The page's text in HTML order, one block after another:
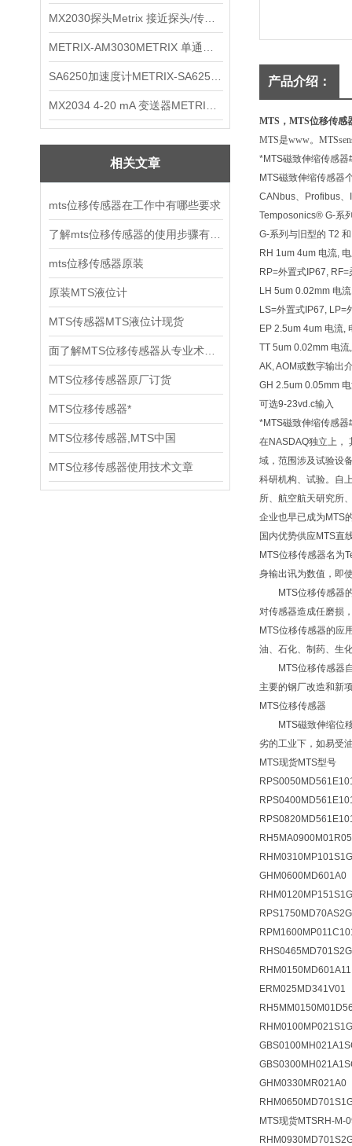
相关文章
mts位移传感器在工作中有哪些要求
mts位移传感器原装
原装MTS液位计
MTS传感器MTS液位计现货
MTS位移传感器原厂订货
MTS位移传感器*
MTS位移传感器,MTS中国
MTS位移传感器使用技术文章
产品介绍：
MTS，MTS位移传感
MTS是www。
*MTS磁致伸缩传感器
MTS磁致伸缩传感器
CANbus、Profibus
Temposonics® G-系
G-系列与旧型的 T2
RH 1um 4um 电流,
RP=外置式IP67, RF=
LH 5um 0.02mm 电
LS=外置式IP67, LP=
EP 2.5um 4um 电流,
TT 5um 0.02mm 电
AK, AOM或数字输出
GH 2.5um 0.05mm
可选9-23vd.c输入
*MTS磁致伸缩传感器
在NASDAQ独立上，
域，范围涉及试验设
科研机构、试验。自
所、航空航天研究所
企业也早已成为MTS
国内优势供应MTS直
MTS位移传感器名为
身输出讯为数值，即
MTS位移传感器的
对传感器造成任磨损
MTS位移传感器的应
油、石化、制药、生
MTS位移传感器自
主要的钢厂改造和新
MTS位移传感器
MTS磁致伸缩位移
劣的工业下，如易受
MTS现货MTS型号
GHM0600MD601A0
ERM025MD341V01
GHM0330MR021A0
MTS现货MTSRH-M-